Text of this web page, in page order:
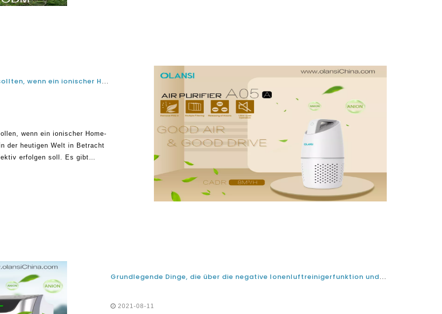
Vorsichtsmaßnahmen, die ergriffen werden sollten, wenn ein ionischer Home-Luftreiniger verwendet wird
wenn ein ionischer Home-
der heutigen Welt in Betracht
erfolgen soll. Es gibt
besten Ergebnisse in
Grundlegende Dinge, die über die negative Ionenluftreinigerfunktion und negative Nebenwirkungen von Luftreinigern wissen
2021-08-11